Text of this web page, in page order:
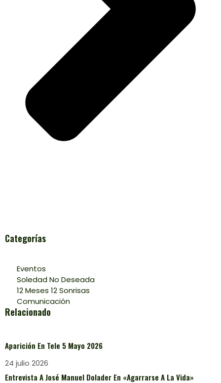
Categorías
Eventos
Soledad No Deseada
12 Meses 12 Sonrisas
Comunicación
Relacionado
Aparición En Tele 5 Mayo 2026
24 julio 2026
Entrevista A José Manuel Dolader En «Agarrarse A La Vida»